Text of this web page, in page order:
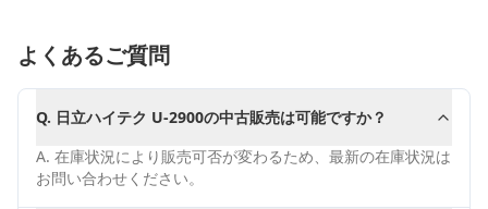
よくあるご質問
Q. 日立ハイテク U-2900の中古販売は可能ですか？
A. 在庫状況により販売可否が変わるため、最新の在庫状況は
お問い合わせください。